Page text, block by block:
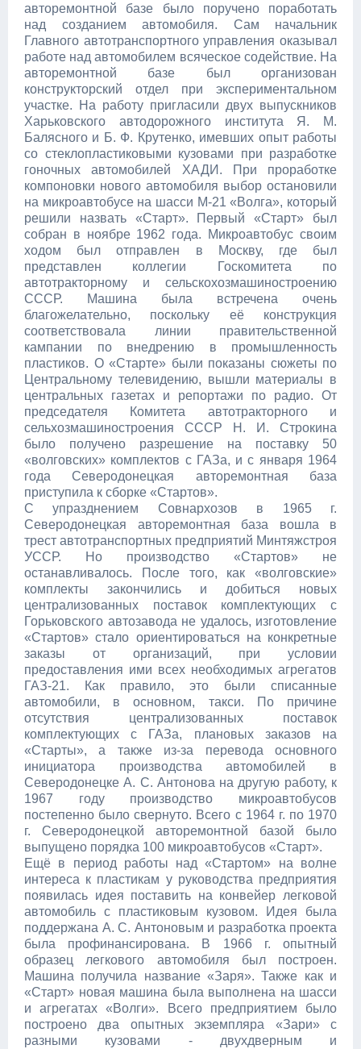
авторемонтной базе было поручено поработать
над созданием автомобиля. Сам начальник
Главного автотранспортного управления оказывал
работе над автомобилем всяческое содействие. На
авторемонтной базе был организован
конструкторский отдел при экспериментальном
участке. На работу пригласили двух выпускников
Харьковского автодорожного института Я. М.
Балясного и Б. Ф. Крутенко, имевших опыт работы
со стеклопластиковыми кузовами при разработке
гоночных автомобилей ХАДИ. При проработке
компоновки нового автомобиля выбор остановили
на микроавтобусе на шасси М-21 «Волга», который
решили назвать «Старт». Первый «Старт» был
собран в ноябре 1962 года. Микроавтобус своим
ходом был отправлен в Москву, где был
представлен коллегии Госкомитета по
автотракторному и сельскохозмашиностроению
СССР. Машина была встречена очень
благожелательно, поскольку её конструкция
соответствовала линии правительственной
кампании по внедрению в промышленность
пластиков. О «Старте» были показаны сюжеты по
Центральному телевидению, вышли материалы в
центральных газетах и репортажи по радио. От
председателя Комитета автотракторного и
сельхозмашиностроения СССР Н. И. Строкина
было получено разрешение на поставку 50
«волговских» комплектов с ГАЗа, и с января 1964
года Северодонецкая авторемонтная база
приступила к сборке «Стартов».
С упразднением Совнархозов в 1965 г.
Северодонецкая авторемонтная база вошла в
трест автотранспортных предприятий Минтяжстроя
УССР. Но производство «Стартов» не
останавливалось. После того, как «волговские»
комплекты закончились и добиться новых
централизованных поставок комплектующих с
Горьковского автозавода не удалось, изготовление
«Стартов» стало ориентироваться на конкретные
заказы от организаций, при условии
предоставления ими всех необходимых агрегатов
ГАЗ-21. Как правило, это были списанные
автомобили, в основном, такси. По причине
отсутствия централизованных поставок
комплектующих с ГАЗа, плановых заказов на
«Старты», а также из-за перевода основного
инициатора производства автомобилей в
Северодонецке А. С. Антонова на другую работу, к
1967 году производство микроавтобусов
постепенно было свернуто. Всего с 1964 г. по 1970
г. Северодонецкой авторемонтной базой было
выпущено порядка 100 микроавтобусов «Старт».
Ещё в период работы над «Стартом» на волне
интереса к пластикам у руководства предприятия
появилась идея поставить на конвейер легковой
автомобиль с пластиковым кузовом. Идея была
поддержана А. С. Антоновым и разработка проекта
была профинансирована. В 1966 г. опытный
образец легкового автомобиля был построен.
Машина получила название «Заря». Также как и
«Старт» новая машина была выполнена на шасси
и агрегатах «Волги». Всего предприятием было
построено два опытных экземпляра «Зари» с
разными кузовами - двухдверным и